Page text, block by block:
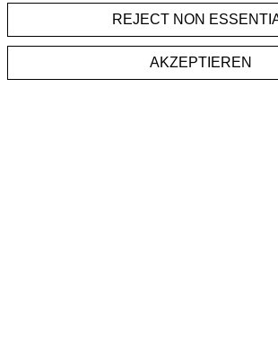
REJECT NON
AKZEPTIEREN